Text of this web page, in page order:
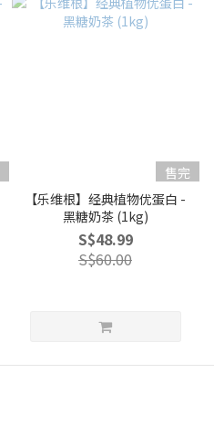
售完
【乐维根】经典植物优蛋白 -
黑糖奶茶 (1kg)
S$48.99
S$60.00